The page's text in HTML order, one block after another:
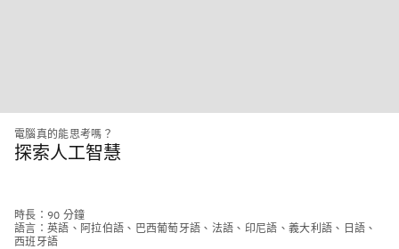
電腦真的能思考嗎？
探索人工智慧
時長：90 分鐘
語言：英語、阿拉伯語、巴西葡萄牙語、法語、印尼語、義大利語、日語、
西班牙語